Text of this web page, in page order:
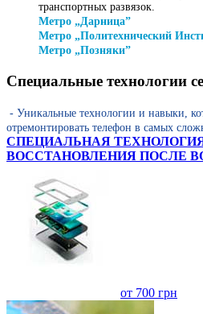
транспортных развязок.
Метро „Дарница”
Метро „Политехнический
Метро „Позняки”
Специальные технологии
- Уникальные технологии и навыки,
отремонтировать телефон в самых
СПЕЦИАЛЬНАЯ
ВОССТАНОВЛЕНИЯ ПОСЛЕ
от 700 грн